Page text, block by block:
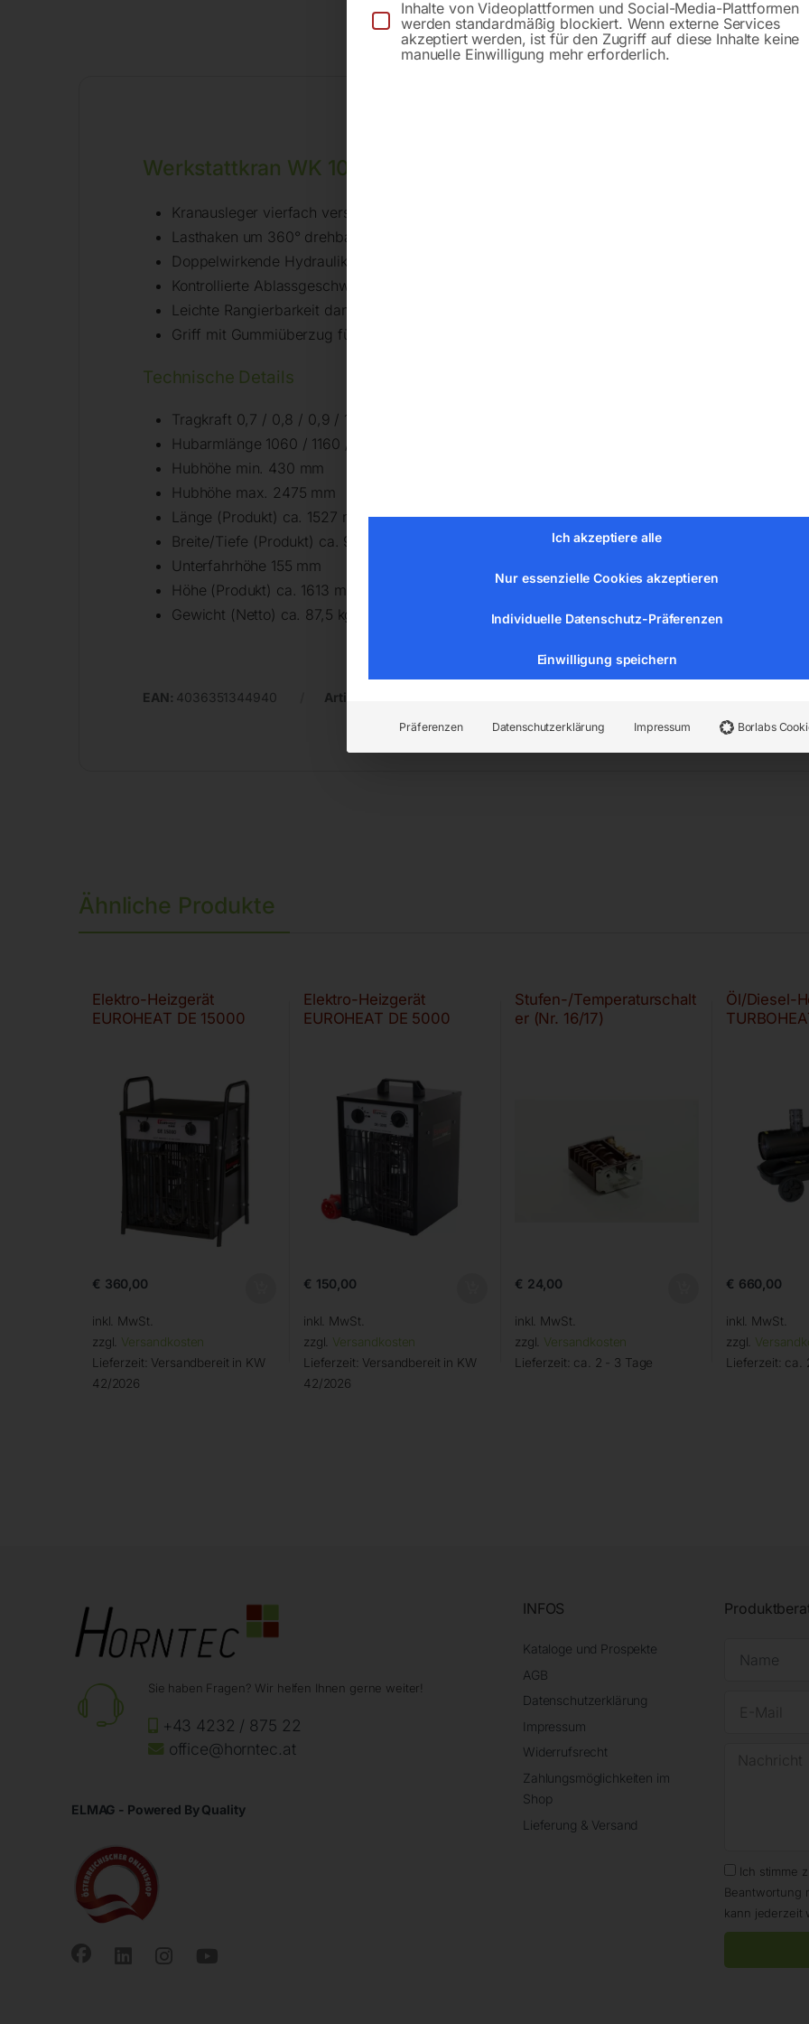
Beschreibung Produktsicherheit
Werkstattkran WK 1000
Kranausleger vierfach verstellbar, Traglast je nach Ausladung
Lasthaken um 360° drehbar
Doppelwirkende Hydraulik für ein schnelleres Anheben der Last
Kontrollierte Ablassgeschwindigkeit
Leichte Rangierbarkeit dank Lenkrollen aus Nylon
Griff mit Gummiüberzug für optimalen Grip
Technische Details
Tragkraft 0,7 / 0,8 / 0,9 / 1 t
Hubarmlänge 1060 / 1160 / 1260 / 1360 mm
Hubhöhe min. 430 mm
Hubhöhe max. 2475 mm
Länge (Produkt) ca. 1527 mm
Breite/Tiefe (Produkt) ca. 992 mm
Unterfahrhöhe 155 mm
Höhe (Produkt) ca. 1613 mm
Gewicht (Netto) ca. 87,5 kg
EAN: 4036351344940 Artikelnummer:
Ähnliche Produkte
Elektro-Heizgerät
EUROHEAT DE 15000
€ 360,00
inkl. MwSt.
zzgl. Versandkosten
Lieferzeit: Versandbereit in KW
42/2026
Elektro-Heizgerät
EUROHEAT DE 5000
€ 150,00
inkl. MwSt.
zzgl. Versandkosten
Lieferzeit: Versandbereit in KW
42/2026
Stufen-/Temperaturschalt
er (Nr. 16/17)
€ 24,00
inkl. MwSt.
zzgl. Versandkosten
Lieferzeit: ca. 2 - 3 Tage
Öl/Diesel-
€ 660,00
inkl. MwSt.
zzgl.
Lieferzeit: ca.
Sie haben Fragen? Wir helfen Ihnen gerne weiter!
+43 4232 / 875 22
office@horntec.at
ELMAG - Powered By Quality
INFOS
Kataloge und Prospekte
AGB
Datenschutzerklärung
Impressum
Widerrufsrecht
Zahlungsmöglichkeiten im
Shop
Lieferung & Versand
Ich stimme
Beantwortung
kann jederzeit
Inhalte von Videoplattformen und Social-Media-Plattformen
werden standardmäßig blockiert. Wenn externe Services
akzeptiert werden, ist für den Zugriff auf diese Inhalte keine
manuelle Einwilligung mehr erforderlich.
Ich akzeptiere alle
Nur essenzielle Cookies akzeptieren
Individuelle Datenschutz-Präferenzen
Einwilligung speichern
Präferenzen Datenschutzerklärung Impressum Borlabs